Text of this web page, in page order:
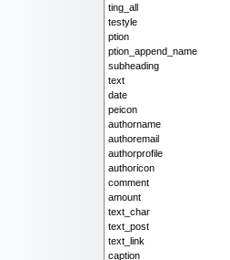
ting_all
testyle
ption
ption_append_name
subheading
text
date
peicon
authorname
authoremail
authorprofile
authoricon
comment
amount
text_char
text_post
text_link
caption